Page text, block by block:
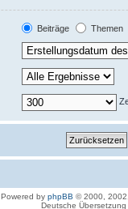
Beiträge
Themen
Powered by phpBB © 2000,
Deutsche Übersetzung